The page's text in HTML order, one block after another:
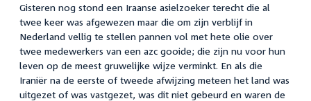
Gisteren nog stond een Iraanse asielzoeker terecht die al
twee keer was afgewezen maar die om zijn verblijf in
Nederland vellig te stellen pannen vol met hete olie over
twee medewerkers van een azc gooide; die zijn nu voor hun
leven op de meest gruwelijke wijze verminkt. En als die
Iraniër na de eerste of tweede afwijzing meteen het land was
uitgezet of was vastgezet, was dit niet gebeurd en waren de